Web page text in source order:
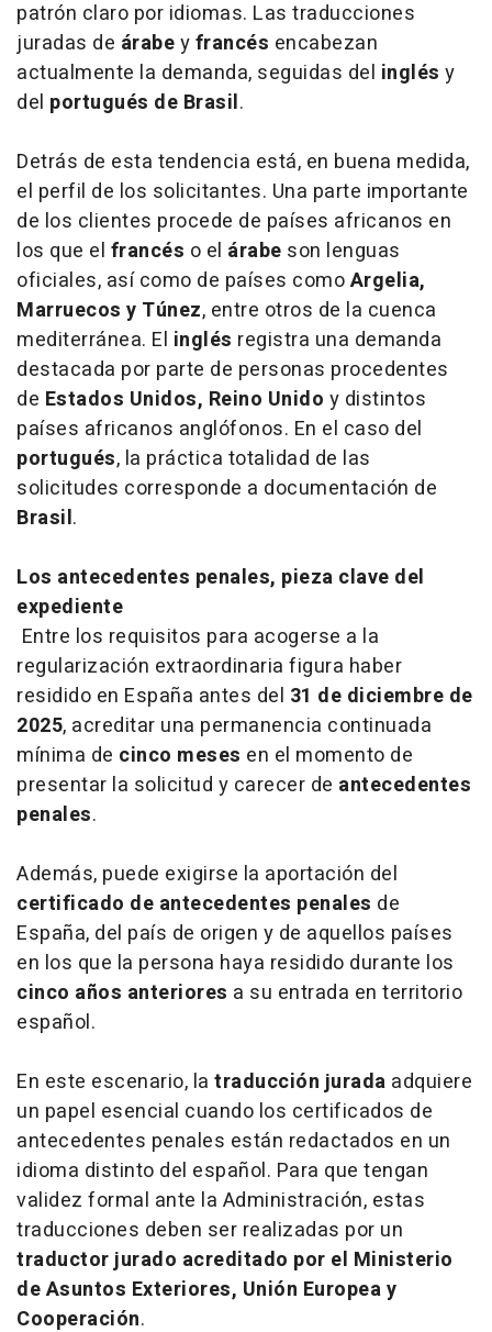
patrón claro por idiomas. Las traducciones
juradas de árabeyfrancés encabezan
actualmente la demanda, seguidas del inglés y
del portugués de Brasil.
Detrás de esta tendencia está, en buena medida,
el perfil de los solicitantes. Una parte importante
de los clientes procede de países africanos en
los que el francés o el árabe son lenguas
oficiales, así como de países comoArgelia,
Marruecos y Túnez, entre otros de la cuenca
mediterránea. El inglés registra una demanda
destacada por parte de personas procedentes
de Estados Unidos, Reino Unido y distintos
países africanos anglófonos. En el caso del
portugués, la práctica totalidad de las
solicitudes corresponde a documentación de
Brasil.
Los antecedentes penales, pieza clave del
expediente
Entre los requisitos para acogerse a la
regularización extraordinaria figura haber
residido en España antes del 31 de diciembre de
2025, acreditar una permanencia continuada
mínima de cinco meses en el momento de
presentar la solicitud y carecer de antecedentes
penales.
Además, puede exigirse la aportación del
certificado de antecedentes penales de
España, del país de origen y de aquellos países
en los que la persona haya residido durante los
cinco años anteriores a su entrada en territorio
español.
En este escenario, la traducción jurada adquiere
un papel esencial cuando los certificados de
antecedentes penales están redactados en un
idioma distinto del español. Para que tengan
validez formal ante la Administración, estas
traducciones deben ser realizadas por un
traductor jurado acreditado por el Ministerio
de Asuntos Exteriores, Unión Europea y
Cooperación.